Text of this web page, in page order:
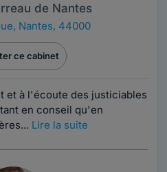
de Nantes
, Nantes, 44000
ce cabinet
et à l'écoute des justiciables
en conseil qu'en
Lire la suite